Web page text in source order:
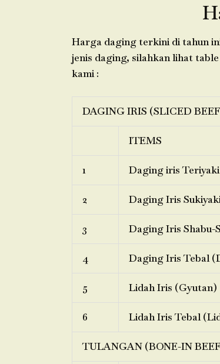
Harga daging terkini di tahun
jenis daging, silahkan lihat
kami :
DAGING IRIS (SLICED
ITEMS
1 Daging iris
2 Daging Iris
3 Daging Iris Shabu-
4 Daging Iris Tebal
5 Lidah Iris (Gyutan)
6 Lidah Iris Tebal
TULANGAN (BONE-IN